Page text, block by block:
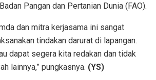
Pangan dan Pertanian Dunia (FAO).
dan mitra kerjasama ini sangat
tindakan darurat di lapangan.
dapat segera kita redakan dan tidak
lainnya,” pungkasnya. (YS)